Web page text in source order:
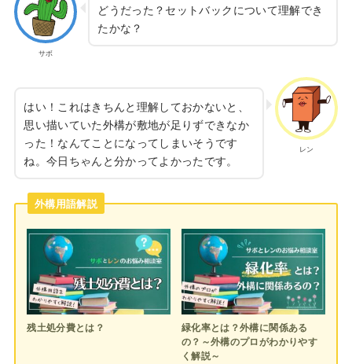
サボ
どうだった？セットバックについて理解でき
たかな？
レン
はい！これはきちんと理解しておかないと、
思い描いていた外構が敷地が足りずできなか
った！なんてことになってしまいそうです
ね。今日ちゃんと分かってよかったです。
外構用語解説
残土処分費とは？
緑化率とは？外構に関係ある
の？～外構のプロがわかりやす
く解説～